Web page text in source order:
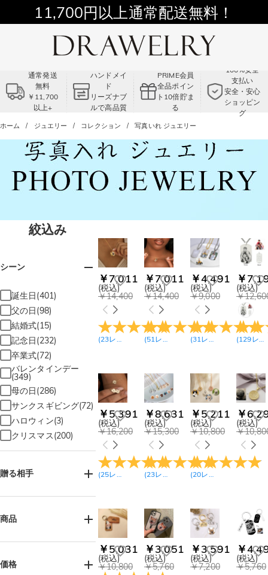
11,700円以上通常配送無料！
Summer Sale!! |3点以上で15％OFF！
コード:VS2
通常発送
無料
￥11,700
以上+
ハンドメイ
ド
リーズナブ
ルで高品質
PRIME会員
全品ポイン
ト10倍貯ま
る
100%安全
支払い
安全・安心
ショッピン
グ
ホーム ジュエリー コレクション 写真いれ ジュエリー
絞込み
シーン
誕生日(401)
父の日(98)
結婚式(15)
記念日(232)
卒業式(72)
バレンタインデー
(349)
母の日(286)
サンクスギビング(72)
ハロウィン(3)
クリスマス(200)
贈る相手
男性へ(151)
お子様へ(59)
商品
ブレスレット(113)
価格
￥7,011
(税込)
￥14,400
(23レビュー
￥7,011
(税込)
￥14,400
(51レビュー
￥4,491
(税込)
￥9,000
(31レビュー
￥
(税込)
￥
(129レビュー
￥5,391
(税込)
￥16,200
(25レビュー
￥8,631
(税込)
￥15,300
(23レビュー
￥5,211
(税込)
￥10,800
(20レビュー
￥
(税込)
￥
￥5,031
(税込)
￥10,800
￥3,051
(税込)
￥5,760
￥3,591
(税込)
￥7,200
￥
(税込)
￥5,760